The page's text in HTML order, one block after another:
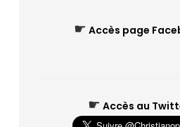
☛ Accès page
☛ Accès au